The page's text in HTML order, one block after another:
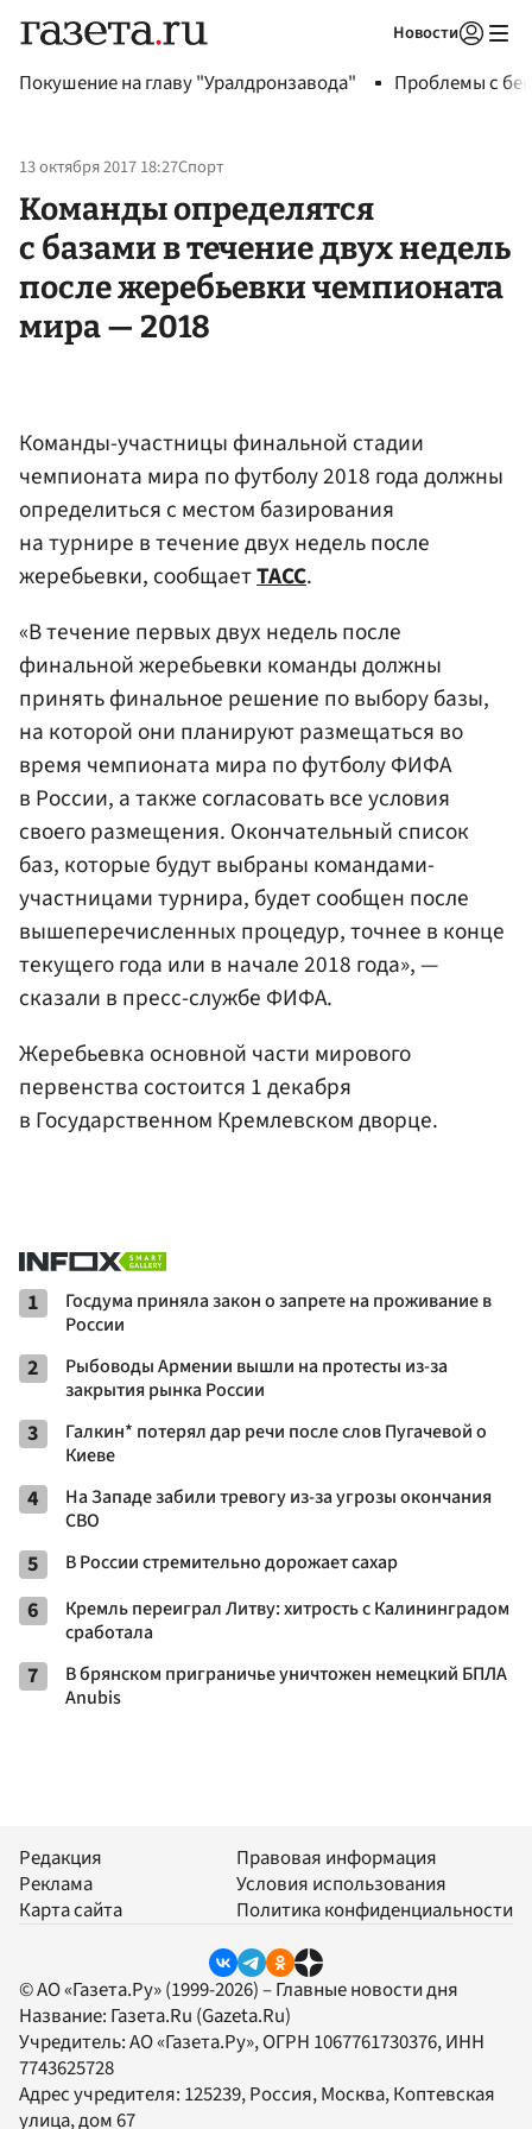
Новости
Покушение на главу "Уралдронзавода" Проблемы с
13 октября 2017 18:27Спорт
Команды определятся
с базами в течение двух недель
после жеребьевки чемпионата
мира — 2018
Команды-участницы финальной стадии
чемпионата мира по футболу 2018 года должны
определиться с местом базирования
на турнире в течение двух недель после
жеребьевки, сообщаетТАСС.
«В течение первых двух недель после
финальной жеребьевки команды должны
принять финальное решение по выбору базы,
на которой они планируют размещаться во
время чемпионата мира по футболу ФИФА
в России, а также согласовать все условия
своего размещения. Окончательный список
баз, которые будут выбраны командами-
участницами турнира, будет сообщен после
вышеперечисленных процедур, точнее в конце
текущего года или в начале 2018 года», —
сказали в пресс-службе ФИФА.
Жеребьевка основной части мирового
первенства состоится 1 декабря
в Государственном Кремлевском дворце.
1
Госдума приняла закон о запрете на проживание в
России
2
Рыбоводы Армении вышли на протесты из-за
закрытия рынка России
3
Галкин* потерял дар речи после слов Пугачевой о
Киеве
4
На Западе забили тревогу из-за угрозы окончания
СВО
5 В России стремительно дорожает сахар
6
Кремль переиграл Литву: хитрость с Калининградом
сработала
7
В брянском приграничье уничтожен немецкий БПЛА
Anubis
Редакция
Реклама
Карта сайта
Правовая информация
Условия использования
Политика конфиденциальности
© АО «Газета.Ру» (1999-2026) – Главные новости дня
Название: Газета.Ru (Gazeta.Ru)
Учредитель:АО «Газета.Ру», ОГРН 1067761730376, ИНН
7743625728
Адрес учредителя: 125239, Россия, Москва, Коптевская
улица, дом 67